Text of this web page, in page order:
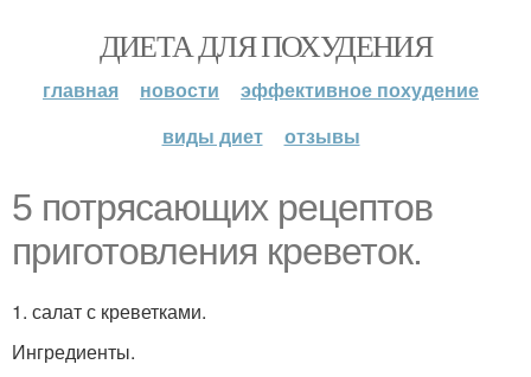
ДИЕТА ДЛЯ ПОХУДЕНИЯ
главная новости
эффективное похудение
виды диет
отзывы
5 потрясающих рецептов
приготовления креветок.
1. салат с креветками.
Ингредиенты.